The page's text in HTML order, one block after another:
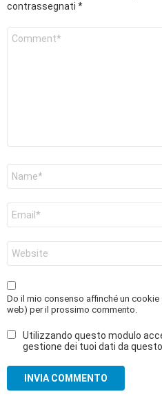
contrassegnati *
Commento
web
Do il mio consenso affinché un cookie
web) per il prossimo commento.
Utilizzando questo modulo
gestione dei tuoi dati da